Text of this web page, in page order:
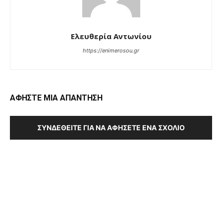
Ελευθερία Αντωνίου
https://enimerosou.gr
ΑΦΗΣΤΕ ΜΙΑ ΑΠΑΝΤΗΣΗ
ΣΥΝΔΕΘΕΊΤΕ ΓΙΑ ΝΑ ΑΦΉΣΕΤΕ ΈΝΑ ΣΧΌΛΙΟ